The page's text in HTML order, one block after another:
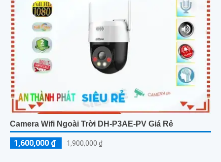
Camera Wifi Ngoài Trời DH-P3AE-PV Giá Rẻ
1,600,000 ₫ 1,900,000 ₫